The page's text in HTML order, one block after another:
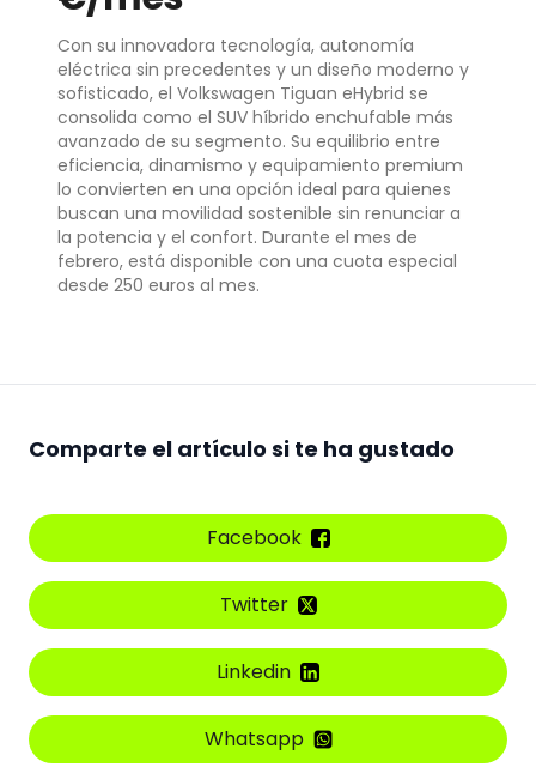
Con su innovadora tecnología, autonomía
eléctrica sin precedentes y un diseño moderno y
sofisticado, el Volkswagen Tiguan eHybrid se
consolida como el SUV híbrido enchufable más
avanzado de su segmento. Su equilibrio entre
eficiencia, dinamismo y equipamiento premium
lo convierten en una opción ideal para quienes
buscan una movilidad sostenible sin renunciar a
la potencia y el confort. Durante el mes de
febrero, está disponible con una cuota especial
desde 250 euros al mes.
Comparte el artículo si te ha gustado
Facebook
Twitter
Linkedin
Whatsapp